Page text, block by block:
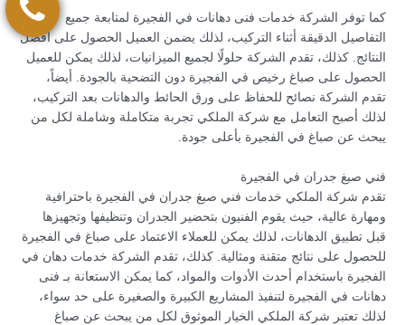
كما توفر الشركة خدمات فنى دهانات في الفجيرة لمتابعة جميع
التفاصيل الدقيقة أثناء التركيب، لذلك يضمن العميل الحصول على أفضل
النتائج. كذلك، تقدم الشركة حلولًا لجميع الميزانيات، لذلك يمكن للعميل
الحصول على صباغ رخيص في الفجيرة دون التضحية بالجودة. أيضاً،
تقدم الشركة نصائح للحفاظ على ورق الحائط والدهانات بعد التركيب،
لذلك أصبح التعامل مع شركة الملكي تجربة متكاملة وشاملة لكل من
يبحث عن صباغ في الفجيرة بأعلى جودة.
فني صبغ جدران في الفجيرة
تقدم شركة الملكي خدمات فني صبغ جدران في الفجيرة باحترافية
ومهارة عالية، حيث يقوم الفنيون بتحضير الجدران وتنظيفها وتجهيزها
قبل تطبيق الدهانات، لذلك يمكن للعملاء الاعتماد على صباغ في الفجيرة
للحصول على نتائج متقنة ومثالية. كذلك، تقدم الشركة خدمات دهان في
الفجيرة باستخدام أحدث الأدوات والمواد، كما يمكن الاستعانة بـ فنى
دهانات في الفجيرة لتنفيذ المشاريع الكبيرة والصغيرة على حد سواء،
لذلك تعتبر شركة الملكي الخيار الموثوق لكل من يبحث عن صباغ